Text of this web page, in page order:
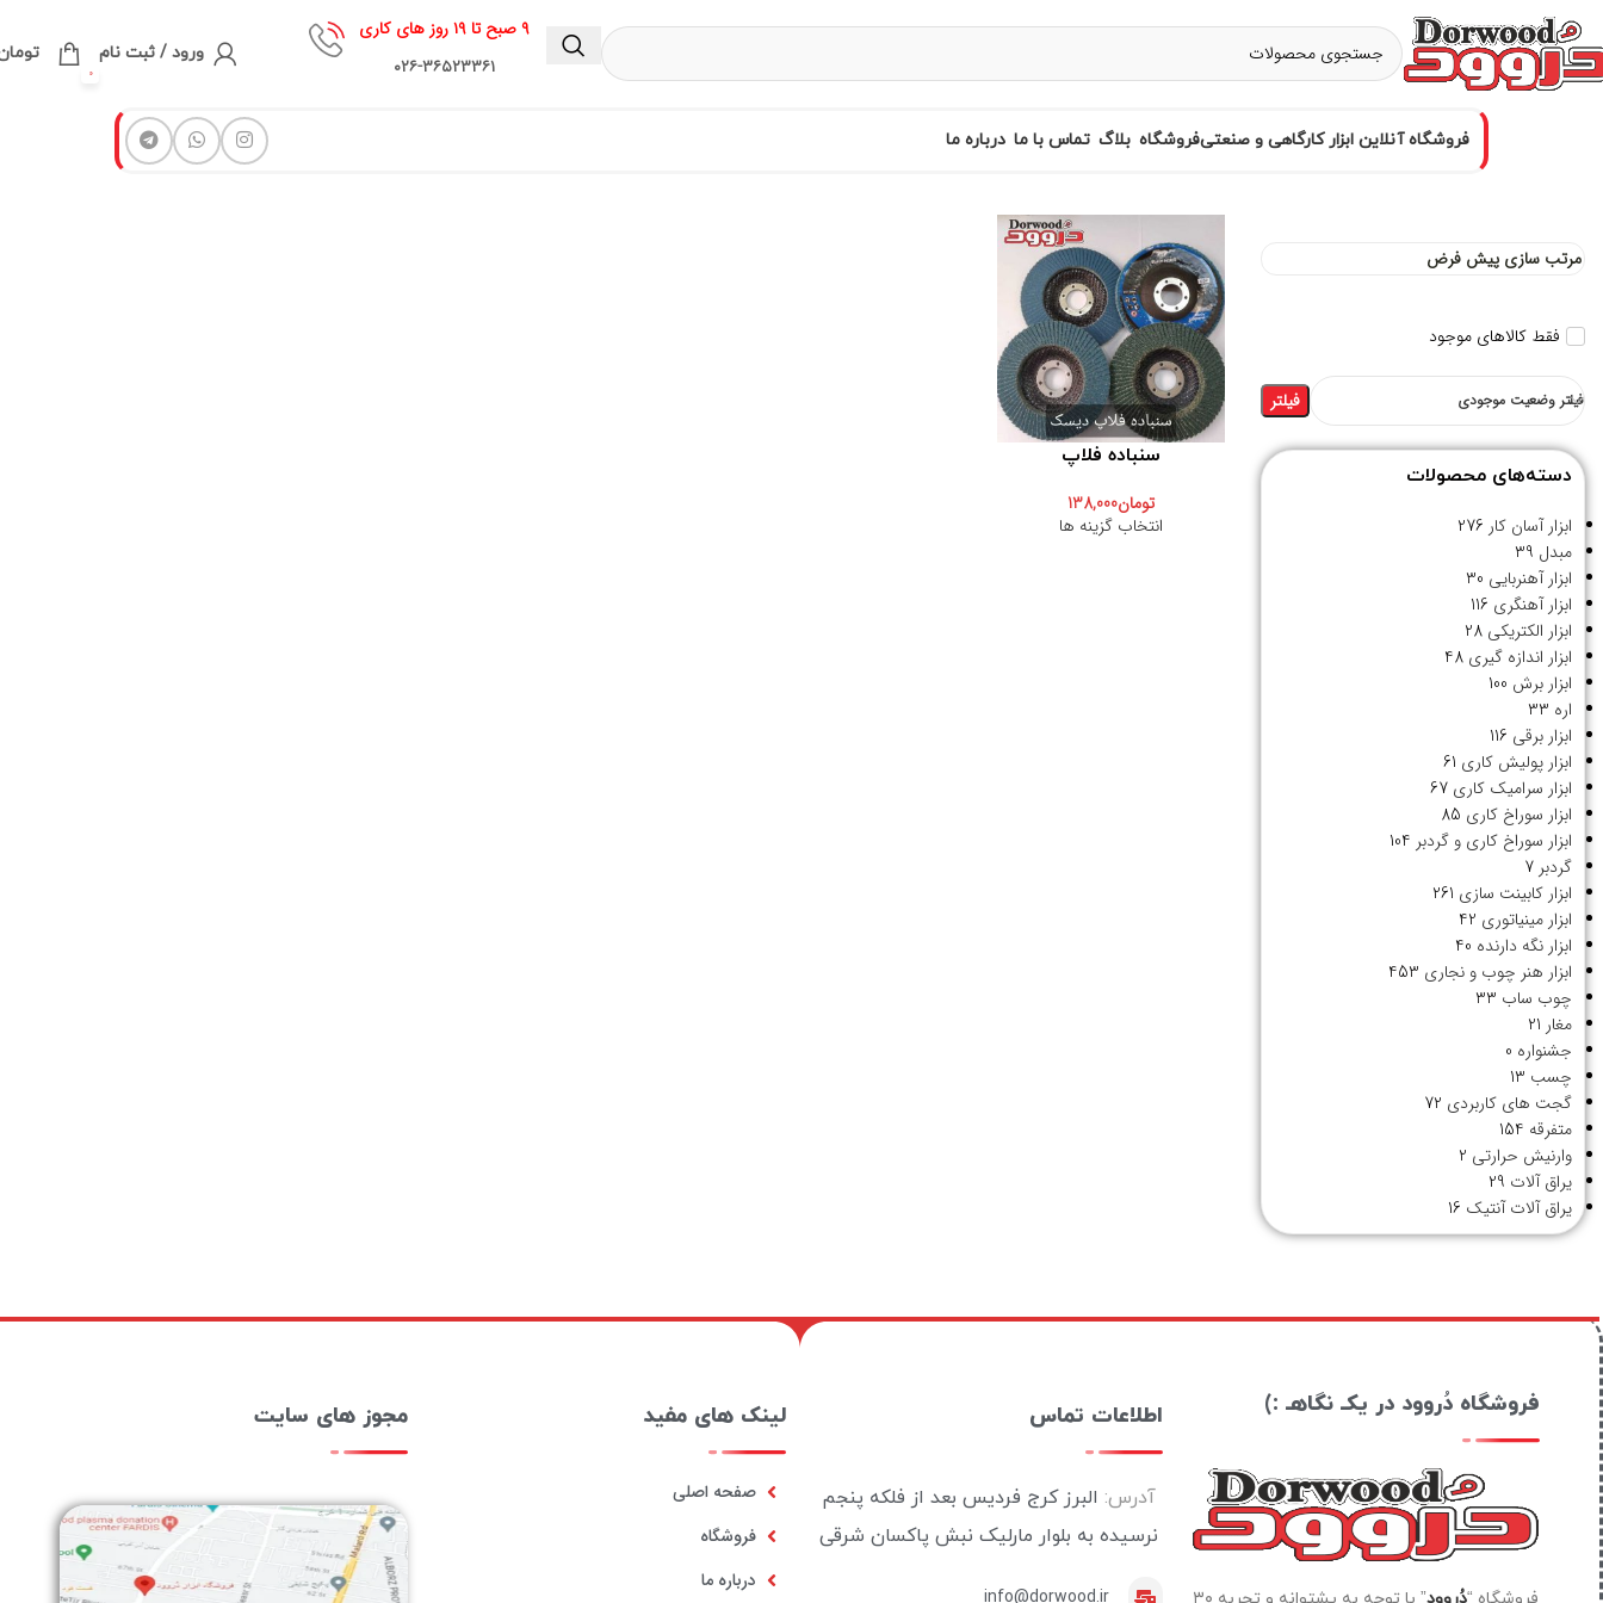
۹ صبح تا ۱۹ روز های کاری
۰۲۶-۳۶۵۲۳۳۶۱
ورود / ثبت نام
0
فروشگاه آنلاین ابزار کارگاهی و صنعتیفروشگاه بلاگ تماس با ما درباره ما
فقط کالاهای موجود
فیلتر وضعیت موجودی فیلتر
دسته‌های محصولات
ابزار آسان کار 276
مبدل 39
ابزار آهنربایی 30
ابزار آهنگری 116
ابزار الکتریکی 28
ابزار اندازه گیری 48
ابزار برش 100
اره 33
ابزار برقی 116
ابزار پولیش کاری 61
ابزار سرامیک کاری 67
ابزار سوراخ کاری 85
ابزار سوراخ کاری و گردبر 104
گردبر 7
ابزار کابینت سازی 261
ابزار مینیاتوری 42
ابزار نگه دارنده 40
ابزار هنر چوب و نجاری 453
چوب ساب 33
مغار 21
جشنواره 0
چسب 13
گجت های کاربردی 72
متفرقه 154
وارنیش حرارتی 2
یراق آلات 29
یراق آلات آنتیک 16
سنباده فلاپ
تومان138,000
انتخاب گزینه ها
فروشگاه دُروود در یکـ نگاهـ :) اطلاعات تماس
آدرس: البرز کرج فردیس بعد از فلکه پنجم
نرسیده به بلوار مارلیک نبش پاکسان شرقی
info@dorwood.ir
لینک های مفید
صفحه اصلی
فروشگاه
درباره ما
مجوز های سایت